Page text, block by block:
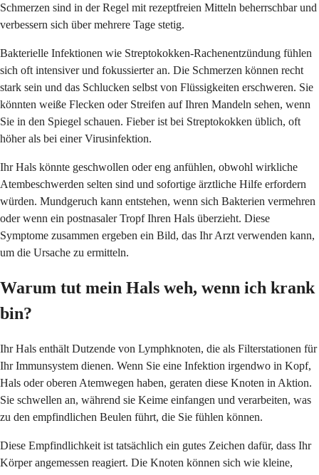
Schmerzen sind in der Regel mit rezeptfreien Mitteln beherrschbar und
verbessern sich über mehrere Tage stetig.
Bakterielle Infektionen wie Streptokokken-Rachenentzündung fühlen
sich oft intensiver und fokussierter an. Die Schmerzen können recht
stark sein und das Schlucken selbst von Flüssigkeiten erschweren. Sie
könnten weiße Flecken oder Streifen auf Ihren Mandeln sehen, wenn
Sie in den Spiegel schauen. Fieber ist bei Streptokokken üblich, oft
höher als bei einer Virusinfektion.
Ihr Hals könnte geschwollen oder eng anfühlen, obwohl wirkliche
Atembeschwerden selten sind und sofortige ärztliche Hilfe erfordern
würden. Mundgeruch kann entstehen, wenn sich Bakterien vermehren
oder wenn ein postnasaler Tropf Ihren Hals überzieht. Diese
Symptome zusammen ergeben ein Bild, das Ihr Arzt verwenden kann,
um die Ursache zu ermitteln.
Warum tut mein Hals weh, wenn ich krank
bin?
Ihr Hals enthält Dutzende von Lymphknoten, die als Filterstationen für
Ihr Immunsystem dienen. Wenn Sie eine Infektion irgendwo in Kopf,
Hals oder oberen Atemwegen haben, geraten diese Knoten in Aktion.
Sie schwellen an, während sie Keime einfangen und verarbeiten, was
zu den empfindlichen Beulen führt, die Sie fühlen können.
Diese Empfindlichkeit ist tatsächlich ein gutes Zeichen dafür, dass Ihr
Körper angemessen reagiert. Die Knoten können sich wie kleine,